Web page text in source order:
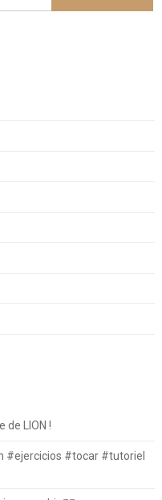
de LION !
#ejercicios #tocar #tutoriel